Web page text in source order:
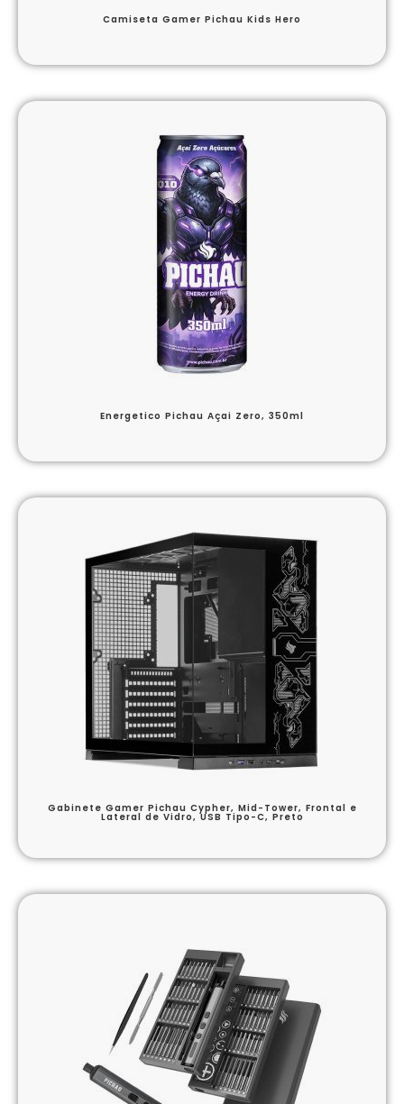
Camiseta Gamer Pichau Kids Hero
Energetico Pichau Açai Zero, 350ml
Gabinete Gamer Pichau Cypher, Mid-Tower, Frontal e
Lateral de Vidro, USB Tipo-C, Preto